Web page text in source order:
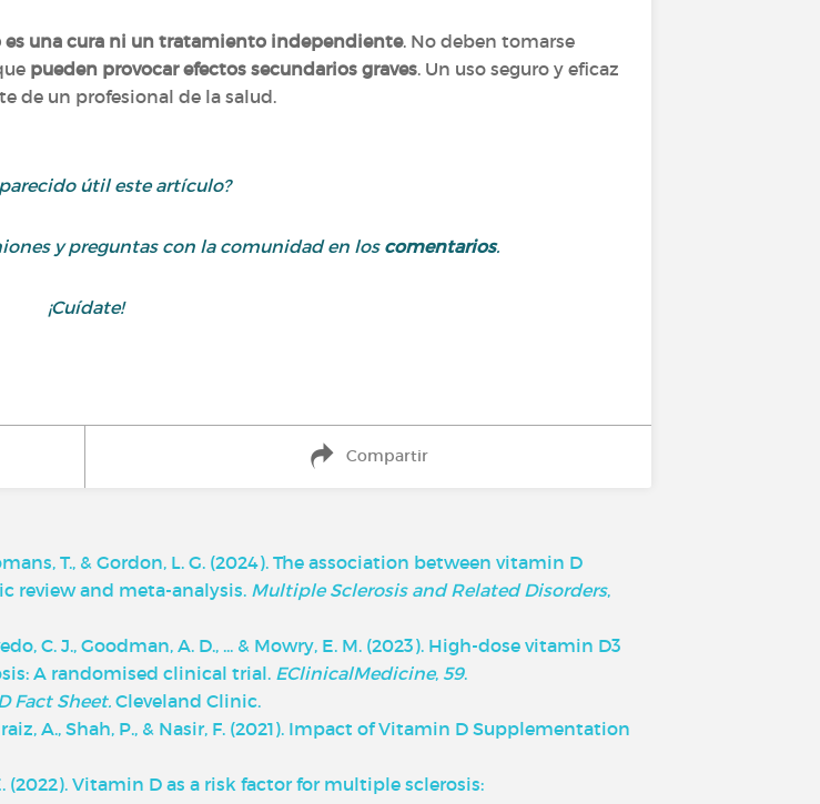
es una cura ni un tratamiento independiente. No deben tomarse
pueden provocar efectos secundarios graves. Un uso seguro y eficaz
de un profesional de la salud.
parecido útil este artículo?
y preguntas con la comunidad en loscomentarios.
¡Cuídate!
Compartir
T., & Gordon, L. G. (2024). The association between vitamin D
review and meta-analysis. Multiple Sclerosis and Related Disorders,
C. J., Goodman, A. D., ... & Mowry, E. M. (2023). High-dose vitamin D3
A randomised clinical trial. EClinicalMedicine, 59.
Fact Sheet. Cleveland Clinic.
A., Shah, P., & Nasir, F. (2021). Impact of Vitamin D Supplementation
(2022). Vitamin D as a risk factor for multiple sclerosis: